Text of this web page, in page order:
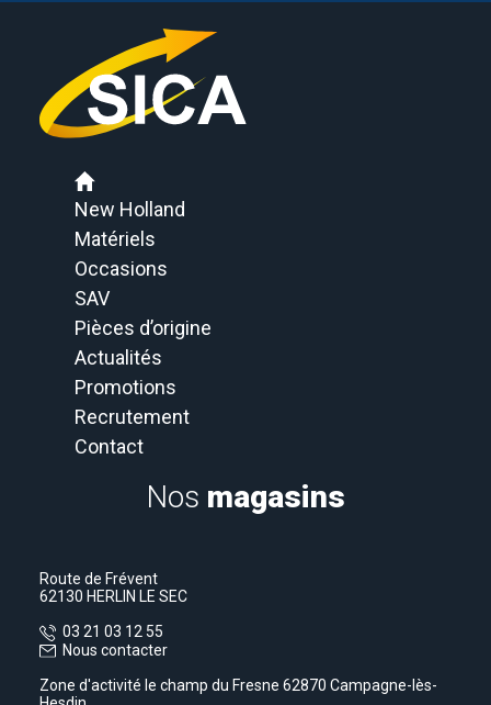
New Holland
Matériels
Occasions
SAV
Pièces d’origine
Actualités
Promotions
Recrutement
Contact
Nos magasins
Route de Frévent
62130 HERLIN LE SEC
03 21 03 12 55
Nous contacter
Zone d'activité le champ du Fresne 62870 Campagne-lès-